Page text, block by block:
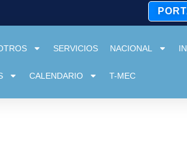
SERVICIOS NACIONAL
CALENDARIO T-MEC